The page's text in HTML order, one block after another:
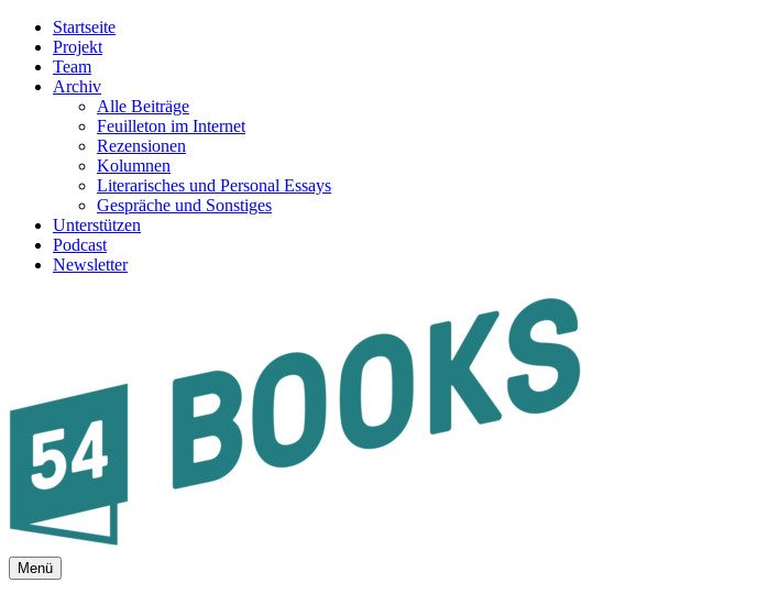
Startseite
Projekt
Team
Archiv
Alle Beiträge
Feuilleton im Internet
Rezensionen
Kolumnen
Literarisches und Personal Essays
Gespräche und Sonstiges
Unterstützen
Podcast
Newsletter
FEUILLETON IM INTERNET
Menü